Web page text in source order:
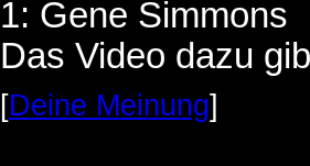
1: Gene Simmons
Das Video dazu
[Deine Meinung]